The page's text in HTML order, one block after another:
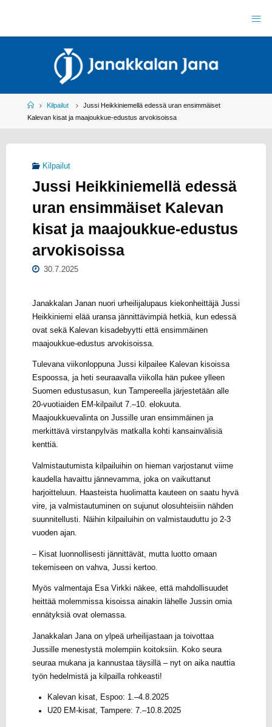
AN
RY
HomeKilpailut
Jussi Heikkiniemellä edessä uran ensimmäiset
Kalevan kisat ja maajoukkue-edustus arvokisoissa
Kilpailut
Jussi Heikkiniemellä edessä
uran ensimmäiset Kalevan
kisat ja maajoukkue-edustus
arvokisoissa
30.7.2025
Janakkalan Janan nuori urheilijalupaus kiekonheittäjä Jussi
Heikkiniemi elää uransa jännittävimpiä hetkiä, kun edessä
ovat sekä Kalevan kisadebyytti että ensimmäinen
maajoukkue-edustus arvokisoissa.
Tulevana viikonloppuna Jussi kilpailee Kalevan kisoissa
Espoossa, ja heti seuraavalla viikolla hän pukee ylleen
Suomen edustusasun, kun Tampereella järjestetään alle
20-vuotiaiden EM-kilpailut 7.–10. elokuuta.
Maajoukkuevalinta on Jussille uran ensimmäinen ja
merkittävä virstanpylväs matkalla kohti kansainvälisiä
kenttiä.
Valmistautumista kilpailuihin on hieman varjostanut viime
kaudella havaittu jännevamma, joka on vaikuttanut
harjoitteluun. Haasteista huolimatta kauteen on saatu hyvä
vire, ja valmistautuminen on sujunut olosuhteisiin nähden
suunnitellusti. Näihin kilpailuihin on valmistauduttu jo 2-3
vuoden ajan.
– Kisat luonnollisesti jännittävät, mutta luotto omaan
tekemiseen on vahva, Jussi kertoo.
Myös valmentaja Esa Virkki näkee, että mahdollisuudet
heittää molemmissa kisoissa ainakin lähelle Jussin omia
ennätyksiä ovat olemassa.
Janakkalan Jana on ylpeä urheilijastaan ja toivottaa
Jussille menestystä molempiin koitoksiin. Koko seura
seuraa mukana ja kannustaa täysillä – nyt on aika nauttia
työn hedelmistä ja kilpailla rohkeasti!
Kalevan kisat, Espoo: 1.–4.8.2025
U20 EM-kisat, Tampere: 7.–10.8.2025